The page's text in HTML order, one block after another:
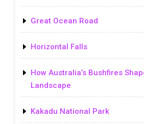
Great Ocean Road
Horizontal Falls
How Australia’s Bushfires
Landscape
Kakadu National Park